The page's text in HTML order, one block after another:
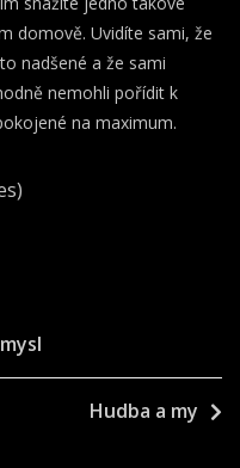
domově. Uvidíte sami, že
nadšené a že sami
nemohli pořídit k
na maximum.
Hudba a my